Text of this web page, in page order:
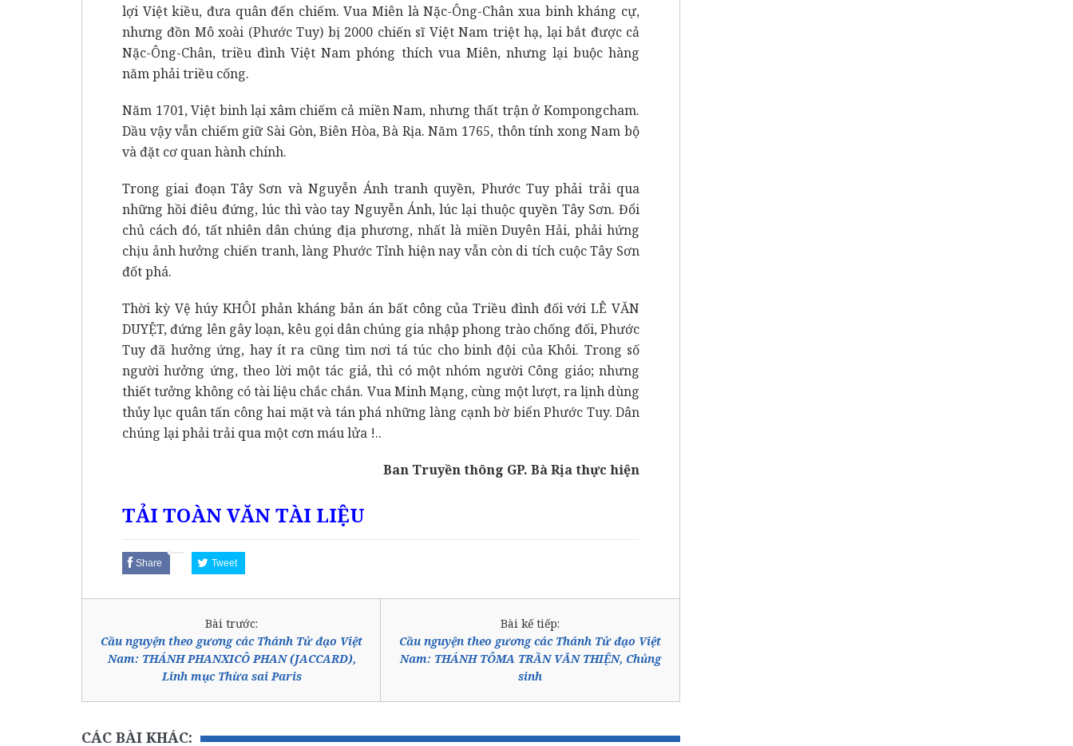
lợi Việt kiều, đưa quân đến chiếm. Vua Miên là Nặc-Ông-Chân xua binh kháng cự,
nhưng đồn Mô xoài (Phước Tuy) bị 2000 chiến sĩ Việt Nam triệt hạ, lại bắt được cả
Nặc-Ông-Chân, triều đình Việt Nam phóng thích vua Miên, nhưng lại buộc hàng
năm phải triều cống.
Năm 1701, Việt binh lại xâm chiếm cả miền Nam, nhưng thất trận ở Kompongcham.
Dầu vậy vẫn chiếm giữ Sài Gòn, Biên Hòa, Bà Rịa. Năm 1765, thôn tính xong Nam bộ
và đặt cơ quan hành chính.
Trong giai đoạn Tây Sơn và Nguyễn Ánh tranh quyền, Phước Tuy phải trải qua
những hồi điêu đứng, lúc thì vào tay Nguyễn Ánh, lúc lại thuộc quyền Tây Sơn. Đổi
chủ cách đó, tất nhiên dân chúng địa phương, nhất là miền Duyên Hải, phải hứng
chịu ảnh hưởng chiến tranh, làng Phước Tỉnh hiện nay vẫn còn di tích cuộc Tây Sơn
đốt phá.
Thời kỳ Vệ húy KHÔI phản kháng bản án bất công của Triều đình đối với LÊ VĂN
DUYỆT, đứng lên gây loạn, kêu gọi dân chúng gia nhập phong trào chống đối, Phước
Tuy đã hưởng ứng, hay ít ra cũng tìm nơi tá túc cho binh đội của Khôi. Trong số
người hưởng ứng, theo lời một tác giả, thì có một nhóm người Công giáo; nhưng
thiết tưởng không có tài liệu chắc chắn. Vua Minh Mạng, cùng một lượt, ra lịnh dùng
thủy lục quân tấn công hai mặt và tán phá những làng cạnh bờ biển Phước Tuy. Dân
chúng lại phải trải qua một cơn máu lửa !..
Ban Truyền thông GP. Bà Rịa thực hiện
TẢI TOÀN VĂN TÀI LIỆU
Share Tweet
Bài trước:
Cầu nguyện theo gương các Thánh Tử đạo Việt
Nam: THÁNH PHANXICÔ PHAN (JACCARD),
Linh mục Thừa sai Paris
Bài kế tiếp:
Cầu nguyện theo gương các Thánh Tử đạo Việt
Nam: THÁNH TÔMA TRẦN VĂN THIỆN, Chủng
sinh
CÁC BÀI KHÁC: